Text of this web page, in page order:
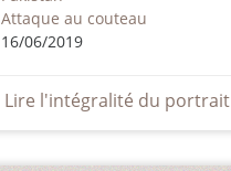
Attaque au couteau
16/06/2019
Lire l'intégralité du portrait